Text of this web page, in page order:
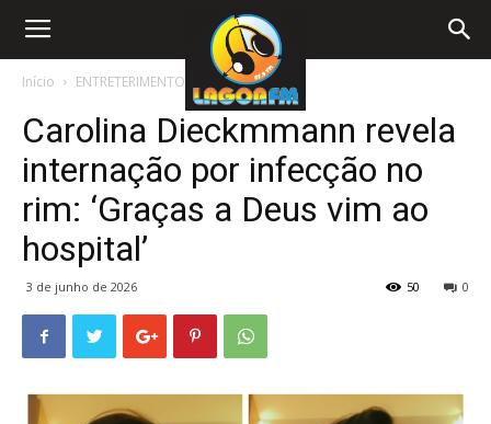
Início ENTRETERIMENTO
Carolina Dieckmmann revela
internação por infecção no
rim: ‘Graças a Deus vim ao
hospital’
3 de junho de 2026 0
50